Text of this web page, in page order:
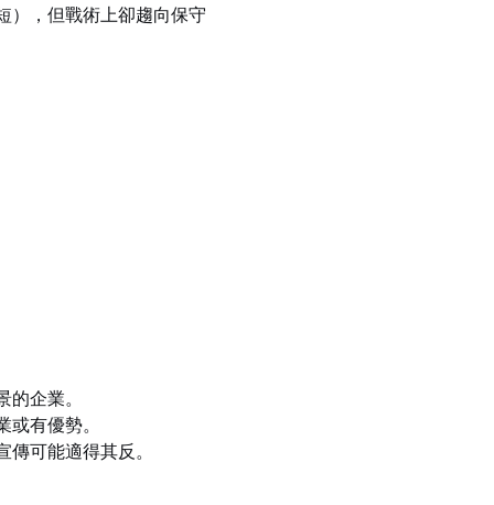
），但戰術上卻趨向保守
企業。
有優勢。
可能適得其反。